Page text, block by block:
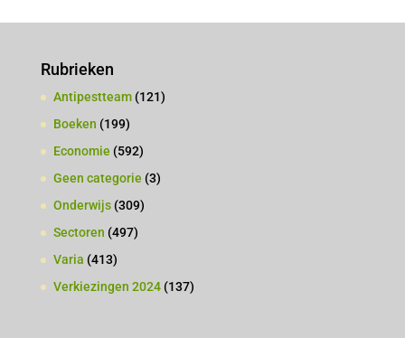
Rubrieken
Antipestteam(121)
Boeken (199)
Economie (592)
Geen categorie (3)
Onderwijs(309)
Sectoren (497)
Varia (413)
Verkiezingen 2024(137)